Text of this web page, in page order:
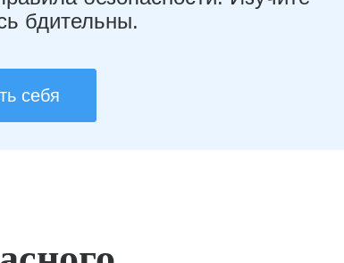
бдительны.
себя